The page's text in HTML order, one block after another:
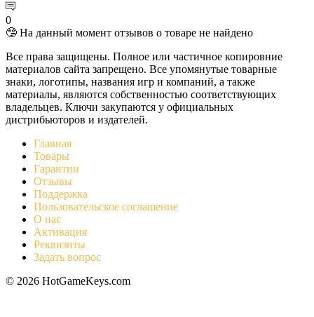
0
🤥 На данный момент отзывов о товаре не найдено
Все права защищены. Полное или частичное копировние
материалов сайта запрещено. Все упомянутые товарные
знаки, логотипы, названия игр и компаний, а также
материалы, являются собственностью соответствующих
владельцев. Ключи закупаются у официальных
дистрибьюторов и издателей.
Главная
Товары
Гарантии
Отзывы
Поддержка
Пользовательское соглашение
О нас
Активация
Реквизиты
Задать вопрос
© 2026 HotGameKeys.com